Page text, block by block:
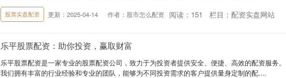
股票实盘配资 更新：2025-04-14 作者：股市怎么配资 阅读： 151 栏目： 配资实盘网站
乐平股票配资：助你投资，赢取财富
乐平股票配资是一家专业的股票配资公司，致力于为投资者提供安全、便捷、高效的配资服务。
我们拥有丰富的行业经验和专业的团队，能够为不同投资需求的客户提供量身定制的配....